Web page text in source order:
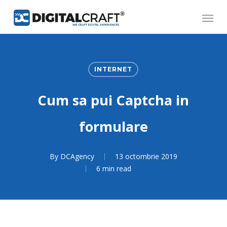
Menu
INTERNET
Cum sa pui Captcha in
formulare
By DCAgency
13 octombrie 2019
6 min read